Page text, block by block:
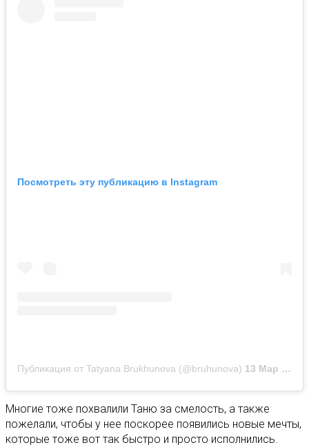
Посмотреть эту публикацию в Instagram
Публикация от Tatyana Brukhunova (@bruhunova) 13 Мар 2020 в 10:36 PDT
Многие тоже похвалили Таню за смелость, а также
пожелали, чтобы у нее поскорее появились новые мечты,
которые тоже вот так быстро и просто исполнились.